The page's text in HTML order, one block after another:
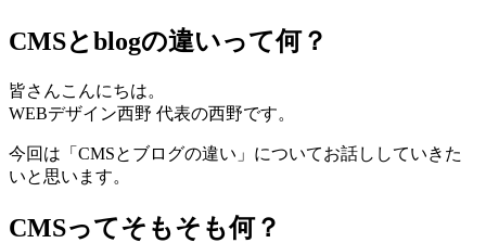
CMSとblogの違いって何？
皆さんこんにちは。
WEBデザイン西野 代表の西野です。
今回は「CMSとブログの違い」についてお話ししていきた
いと思います。
CMSってそもそも何？